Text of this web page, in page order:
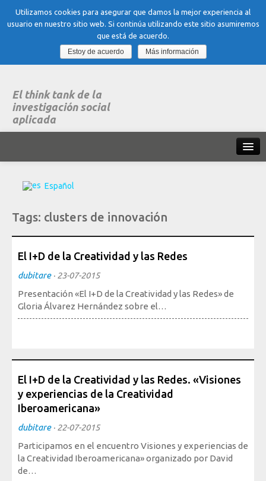
El think tank de la
investigación social
aplicada
Areas
de experiencia
Organización, Trabajo y Salud
Sociedad, Innovación y Salud
Internacional, Sectores y Salud
Blog: Sociedad, Innovación y Salud
Blog: Internacional, Sectores y Salud
Formación
Publicaciones
Español
Tags: clusters de innovación
El I+D de la Creatividad y las Redes
dubitare· 23-07-2015
Presentación «El I+D de la Creatividad y las Redes» de
Gloria Álvarez Hernández sobre el…
El I+D de la Creatividad y las Redes. «Visiones
y experiencias de la Creatividad
Iberoamericana»
dubitare· 22-07-2015
Participamos en el encuentro Visiones y experiencias de
la Creatividad Iberoamericana» organizado por David
de…
Utilizamos cookies para asegurar que damos la mejor experiencia al
usuario en nuestro sitio web. Si continúa utilizando este sitio asumiremos
que está de acuerdo.
Estoy de acuerdo
Más información